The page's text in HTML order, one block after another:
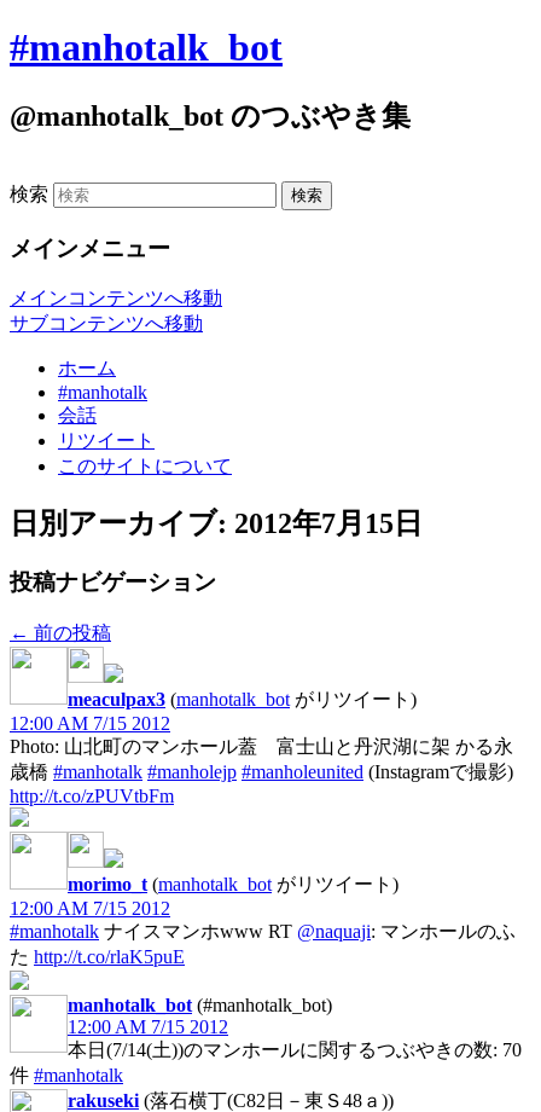
#manhotalk_bot
@manhotalk_bot のつぶやき集
検索
メインメニュー
メインコンテンツへ移動
サブコンテンツへ移動
ホーム
#manhotalk
会話
リツイート
このサイトについて
日別アーカイブ: 2012年7月15日
投稿ナビゲーション
← 前の投稿
meaculpax3 (manhotalk_bot がリツイート)
12:00 AM 7/15 2012
Photo: 山北町のマンホール蓋 富士山と丹沢湖に架 かる永
歳橋 #manhotalk #manholejp #manholeunited (Instagramで撮影)
http://t.co/zPUVtbFm
morimo_t (manhotalk_bot がリツイート)
12:00 AM 7/15 2012
#manhotalk ナイスマンホwww RT @naquaji: マンホールのふ
た http://t.co/rlaK5puE
manhotalk_bot (#manhotalk_bot)
12:00 AM 7/15 2012
本日(7/14(土))のマンホールに関するつぶやきの数: 70
件 #manhotalk
rakuseki (落石横丁(C82日－東Ｓ48ａ))